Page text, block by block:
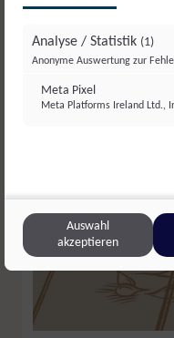
Analyse / Statistik (1)
Anonyme Auswertung zur
Meta Pixel
Meta Platforms Ireland Ltd.,
Auswahl
akzeptieren